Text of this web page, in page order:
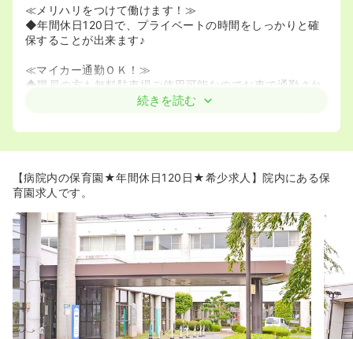
≪メリハリをつけて働けます！≫
◆年間休日120日で、プライベートの時間をしっかりと確
保することが出来ます♪
≪マイカー通勤ＯＫ！≫
◆職員の方も無料駐車場ご使用可能なのでお車で通勤され
たい方も安心してご応募ください♪
≪4週8休！≫
≪研修制度充実！≫
けでなく、中途の方にもしっかりした指導を行いますの
で、ブランクのある方も安心してお問い合わせ下さい♪
続きを読む
【病院内の保育園★年間休日120日★希少求人】院内にある保
育園求人です。